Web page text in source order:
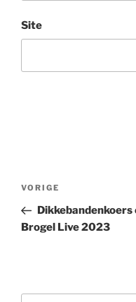
Site
Bericht
Vorig
bericht
VORIGE
Brogel Live 2023